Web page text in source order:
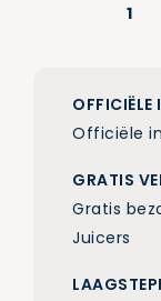
1
OFFICIËLE
Officiële
GRATIS
Gratis
Juicers